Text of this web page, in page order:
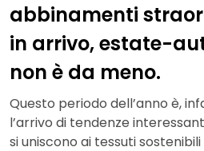
abbinamenti
in arrivo, estate-
non è da meno.
Questo periodo dell’anno è,
l’arrivo di tendenze
si uniscono ai tessuti